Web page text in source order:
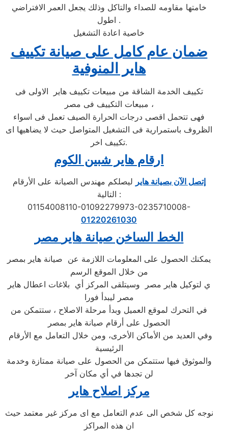
خامتها مقاومه للصداء والتاكل وذلك يجعل العمر الافتراضي
اطول .
خاصية اعادة التشغيل
ضمان عام كامل على صيانة تكييف
هاير المنوفية
تكييف الخدمة الشاقة من مبيعات تكييف هاير الاولى فى
مبيعات التكييف فى مصر ،
فهى تتحمل اقصى درجات الحرارة الصيف تعمل فى اسواء
الظروف باستمرارية فى التشغيل المتواصل حيث لا يضاهيها اى
تكييف اخر.
ارقام هاير شبين الكوم
إتصل الآن بصيانة هاير ليصلكم مهندس الصيانة على الأرقام
التالية :
01154008110-01092279973-0235710008-
01220261030
الخط الساخن صيانةهاير مصر
يمكنك الحصول على المعلومات اللازمة عن صيانة هاير بمصر
من خلال الموقع الرسم
ي لتوكيل هاير مصر وسيتلقى المركز أي بلاغات اعطال هاير
مصر ليبدأ فورا
في التحرك لموقع العميل وبدأ مرحلة الاصلاح ، ستتمكن من
الحصول على أرقام صيانة هاير بمصر
الرئيسية
والموثوق فيها ستتمكن من الحصول على صيانة ممتازة وخدمة
لن تجدها في أي مكان آخر
مركز اصلاح هاير
نوجه كل شخص الى عدم التعامل مع اى مركز غير معتمد حيث
ان هذه المراكز